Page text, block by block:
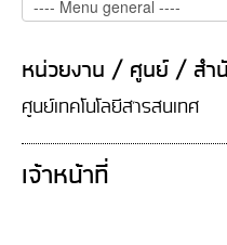
หน่วยงาน / ศูนย์ / สำ
ศูนย์เทคโนโลยีสารสนเทศ
เจ้าหน้าที่